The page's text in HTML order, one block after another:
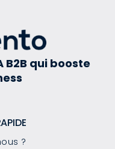
B2B qui booste
?